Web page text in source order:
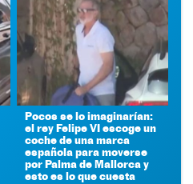
Pocos se lo imaginarían:
el rey Felipe VI escoge un
coche de una marca
española para moverse
por Palma de Mallorca y
esto es lo que cuesta